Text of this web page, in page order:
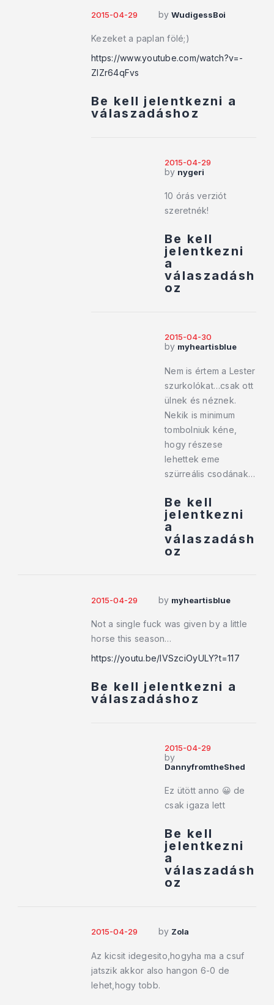
2015-04-29 byWudigessBoi
Kezeket a paplan fölé;)
https://www.youtube.com/watch?v=-
ZlZr64qFvs
Be kell jelentkezni a
válaszadáshoz
2015-04-29
by nygeri
10 órás verziót
szeretnék!
Be kell
jelentkezni
a
válaszadásh
oz
2015-04-30
by myheartisblue
Nem is értem a Lester
szurkolókat…csak ott
ülnek és néznek.
Nekik is minimum
tombolniuk kéne,
hogy részese
lehettek eme
szürreális csodának…
Be kell
jelentkezni
a
válaszadásh
oz
2015-04-29 by myheartisblue
Not a single fuck was given by a little
horse this season…
https://youtu.be/lVSzciOyULY?t=117
Be kell jelentkezni a
válaszadáshoz
2015-04-29
by
DannyfromtheShed
Ez ütött anno 😀 de
csak igaza lett
Be kell
jelentkezni
a
válaszadásh
oz
2015-04-29 by Zola
Az kicsit idegesito,hogyha ma a csuf
jatszik akkor also hangon 6-0 de
lehet,hogy tobb.